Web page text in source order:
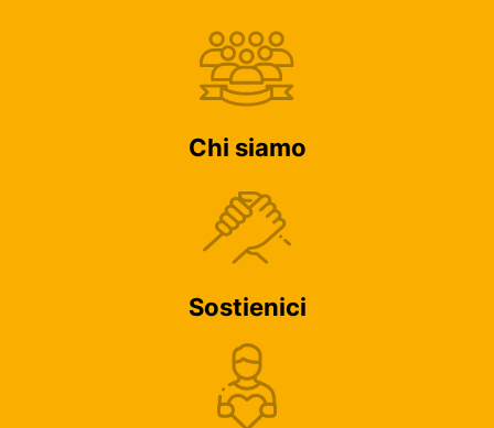
Chi siamo
Sostienici